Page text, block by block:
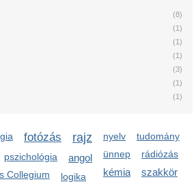
(8)
(1)
(1)
(1)
(3)
(1)
(1)
fotózás rajz nyelv tudomány
ünnep rádiózás
pszichológia
angol
kémia
Collegium szakkör
logika